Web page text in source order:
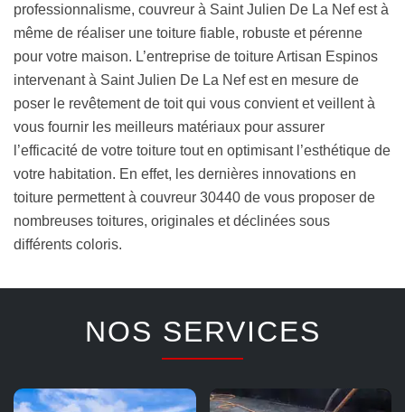
professionnalisme, couvreur à Saint Julien De La Nef est à
même de réaliser une toiture fiable, robuste et pérenne
pour votre maison. L’entreprise de toiture Artisan Espinos
intervenant à Saint Julien De La Nef est en mesure de
poser le revêtement de toit qui vous convient et veillent à
vous fournir les meilleurs matériaux pour assurer
l’efficacité de votre toiture tout en optimisant l’esthétique de
votre habitation. En effet, les dernières innovations en
toiture permettent à couvreur 30440 de vous proposer de
nombreuses toitures, originales et déclinées sous
différents coloris.
NOS SERVICES